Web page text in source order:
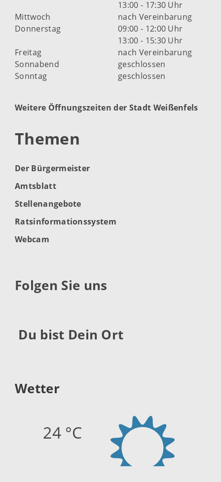
13:00 - 17:30 Uhr
Mittwoch
nach Vereinbarung
Donnerstag
09:00 - 12:00 Uhr
13:00 - 15:30 Uhr
Freitag
nach Vereinbarung
Sonnabend
geschlossen
Sonntag
geschlossen
Weitere Öffnungszeiten der Stadt Weißenfels
Themen
Der Bürgermeister
Amtsblatt
Stellenangebote
Ratsinformationssystem
Webcam
Folgen Sie uns
Du bist Dein Ort
Wetter
24 °C